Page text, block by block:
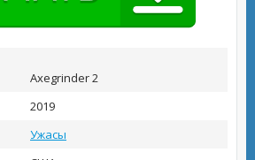
Axegrinder 2
2019
Ужасы